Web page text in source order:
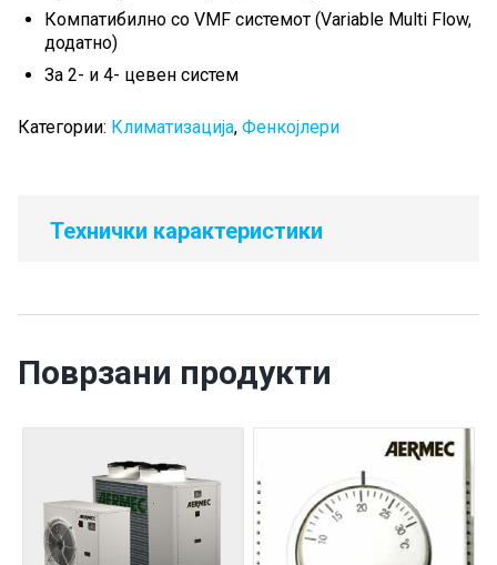
Компатибилно со VMF системот (Variable Multi Flow,
додатно)
За 2- и 4- цевен систем
Категории: Климатизација, Фенкојлери
Технички карактеристики
Поврзани продукти